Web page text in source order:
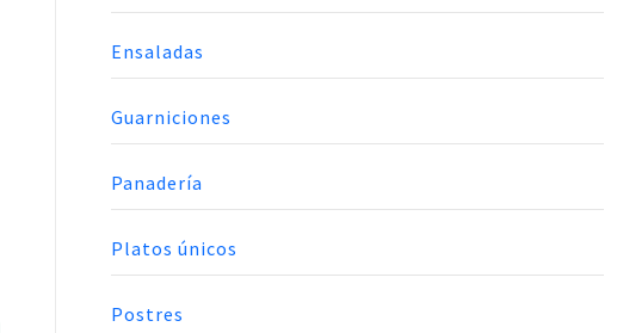
Ensaladas
Guarniciones
Panadería
Platos únicos
Postres